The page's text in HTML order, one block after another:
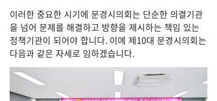
이러한 중요한 시기에 문경시의회는 단순한 의결기관
을 넘어 문제를 해결하고 방향을 제시하는 책임 있는
정책기관이 되어야 합니다. 이에 제10대 문경시의회는
다음과 같은 자세로 임하겠습니다.